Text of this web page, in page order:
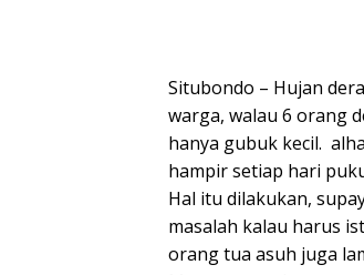
Situbondo – Hujan
warga, walau 6 orang
hanya gubuk kecil.
hampir setiap hari
Hal itu dilakukan,
masalah kalau harus
orang tua asuh juga